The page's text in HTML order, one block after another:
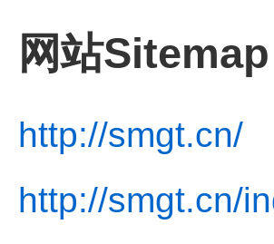
网站Sitemap
http://smgt.cn/
http://smgt.cn/